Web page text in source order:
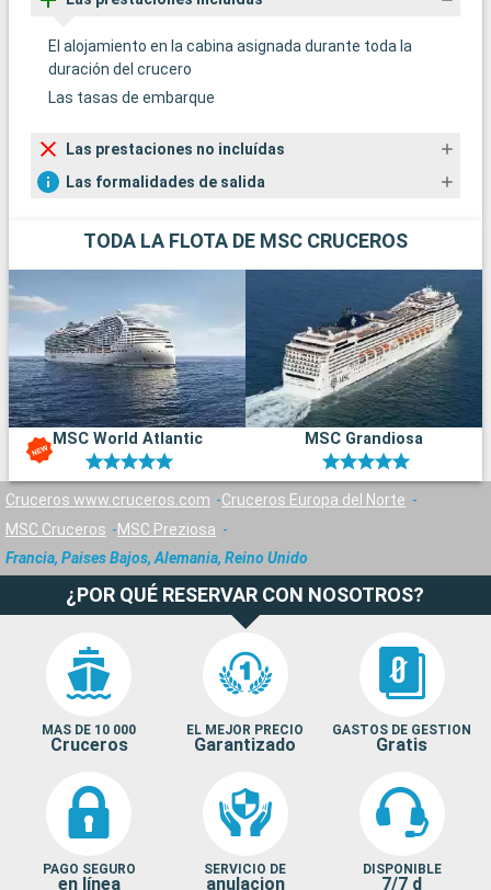
El alojamiento en la cabina asignada durante toda la
duración del crucero
Las tasas de embarque
Las prestaciones no incluídas
Las formalidades de salida
TODA LA FLOTA DE MSC CRUCEROS
MSC World Atlantic MSC Grandiosa
Cruceros www.cruceros.com
Cruceros Europa del Norte
MSC Cruceros
MSC Preziosa
Francia, Paises Bajos, Alemania, Reino Unido
¿POR QUÉ RESERVAR CON NOSOTROS?
MAS DE 10 000
Cruceros
EL MEJOR PRECIO
Garantizado
GASTOS DE GESTION
Gratis
PAGO SEGURO
en línea
SERVICIO DE
anulacion
DISPONIBLE
7/7 d